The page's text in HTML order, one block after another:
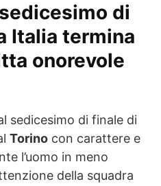
di
Italia termina
onorevole
sedicesimo di finale di
Torino con carattere e
l’uomo in meno
della squadra